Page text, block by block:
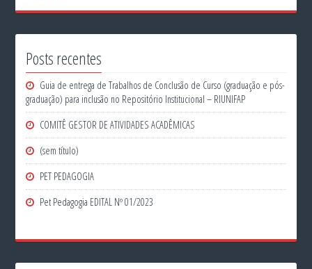
Posts recentes
Guia de entrega de Trabalhos de Conclusão de Curso (graduação e pós-
graduação) para inclusão no Repositório Institucional – RIUNIFAP
COMITÊ GESTOR DE ATIVIDADES ACADÊMICAS
(sem título)
PET PEDAGOGIA
Pet Pedagogia EDITAL Nº 01/2023